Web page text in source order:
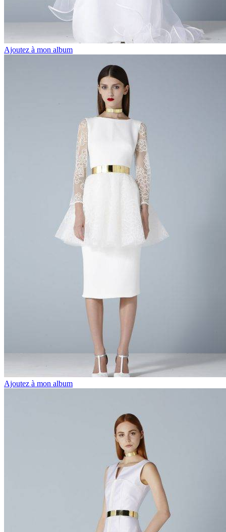
Ajoutez à mon album
Ajoutez à mon album